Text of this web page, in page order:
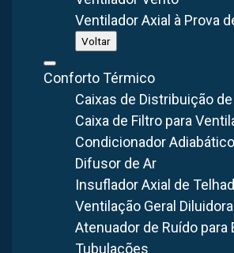
Ventilador Axial à Prova
Voltar
Conforto Térmico
Caixas de Distribuição
Caixa de Filtro para
Condicionador Adiabático
Difusor de Ar
Insuflador Axial de
Ventilação Geral Diluidora
Atenuador de Ruído para
Tubulações
filtro de manga em Curitiba
função é separar o material particulado
industriais. A sua aplicação, associada a
dutos, é extremamente importante no
de poluentes no meio ambiente.
Não à toa, esse é um dispositivo com
indústria de mineração e metal, cimento
farmacêutica, indústria de madeira e